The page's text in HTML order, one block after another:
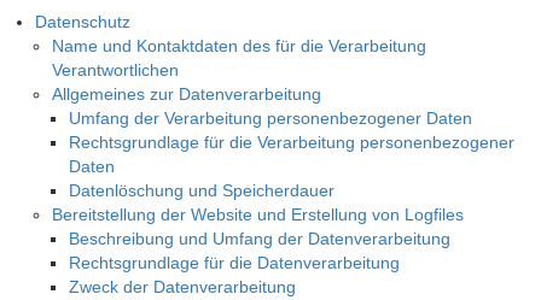
Datenschutz
Name und Kontaktdaten des für die Verarbeitung
Verantwortlichen
Allgemeines zur Datenverarbeitung
Umfang der Verarbeitung personenbezogener Daten
Rechtsgrundlage für die Verarbeitung personenbezogener
Daten
Datenlöschung und Speicherdauer
Bereitstellung der Website und Erstellung von Logfiles
Beschreibung und Umfang der Datenverarbeitung
Rechtsgrundlage für die Datenverarbeitung
Zweck der Datenverarbeitung